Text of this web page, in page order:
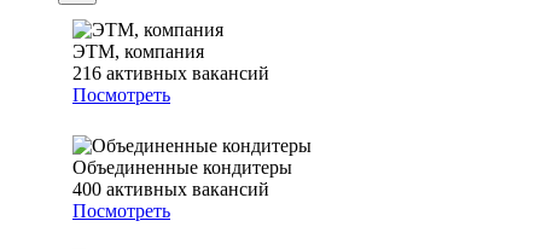
ЭТМ, компания
216 активных вакансий
Посмотреть
Объединенные кондитеры
400 активных вакансий
Посмотреть